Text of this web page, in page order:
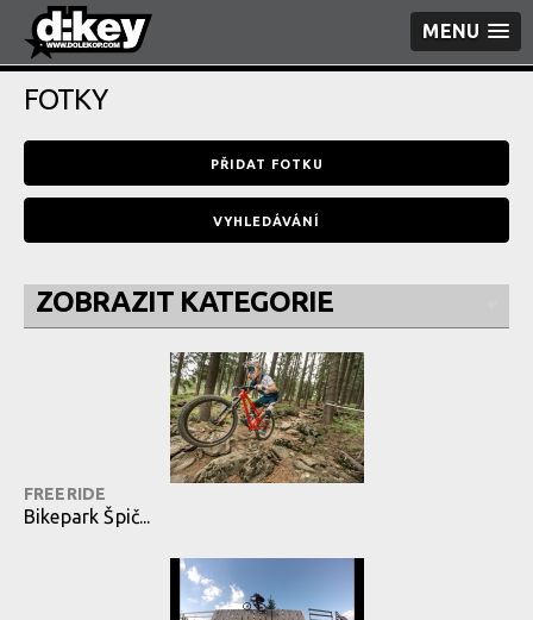
MENU
FOTKY
PŘIDAT FOTKU
VYHLEDÁVÁNÍ
ZOBRAZIT KATEGORIE
FREERIDE
Bikepark Špič...